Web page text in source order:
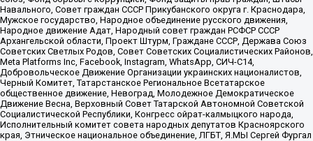
Навального, Совет граждан СССР Прикубанского округа г. Краснодара,
Мужское государство, Народное объединение русского движения,
Народное движение Адат, Народный совет граждан РСФСР СССР
Архангельской области, Проект Штурм, Граждане СССР, Держава Союз
Советских Светлых Родов, Совет Советских Социалистических Районов,
Meta Platforms Inc, Facebook, Instagram, WhatsApp, СИЧ-С14,
Добровольческое Движение Организации украинских националистов,
Черный Комитет, Татарстанское Региональное Всетатарское
общественное движение, Невоград, Молодежное Демократическое
Движение Весна, Верховный Совет Татарской Автономной Советской
Социалистической Республики, Конгресс ойрат-калмыцкого народа,
Исполнительный комитет совета народных депутатов Красноярского
края, Этническое национальное объединение, ЛГБТ, Я.МЫ Сергей Фургал